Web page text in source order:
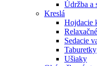
Údržba a
Kreslá
Hojdacie
Sedacie
Taburetky
Ušiaky